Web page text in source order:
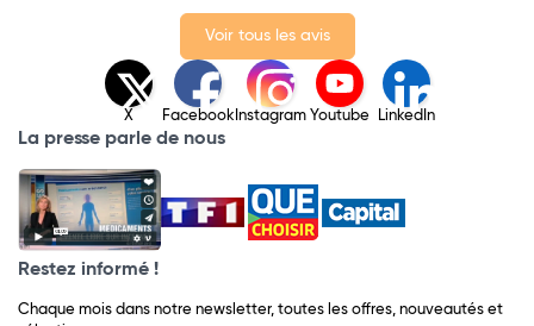
Voir tous les avis
X Facebook Instagram Youtube LinkedIn
La presse parle de nous
Restez informé !
Chaque mois dans notre newsletter, toutes les offres, nouveautés et